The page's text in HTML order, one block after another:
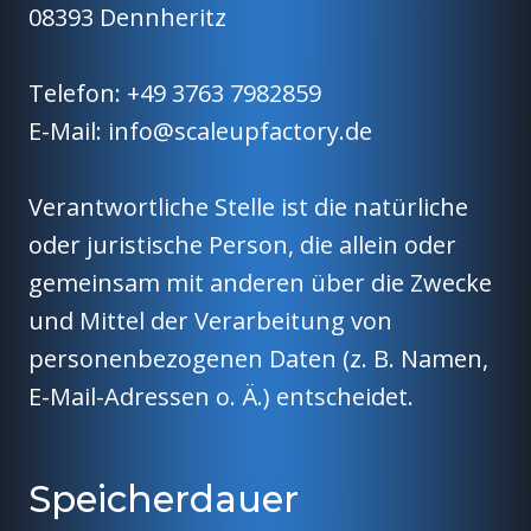
08393 Dennheritz
Telefon: +49 3763 7982859
E-Mail: info@scaleupfactory.de
Verantwortliche Stelle ist die natürliche
oder juristische Person, die allein oder
gemeinsam mit anderen über die Zwecke
und Mittel der Verarbeitung von
personenbezogenen Daten (z. B. Namen,
E-Mail-Adressen o. Ä.) entscheidet.
Speicherdauer